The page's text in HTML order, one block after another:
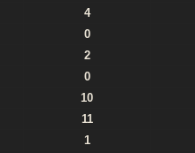
4
0
2
0
10
11
1